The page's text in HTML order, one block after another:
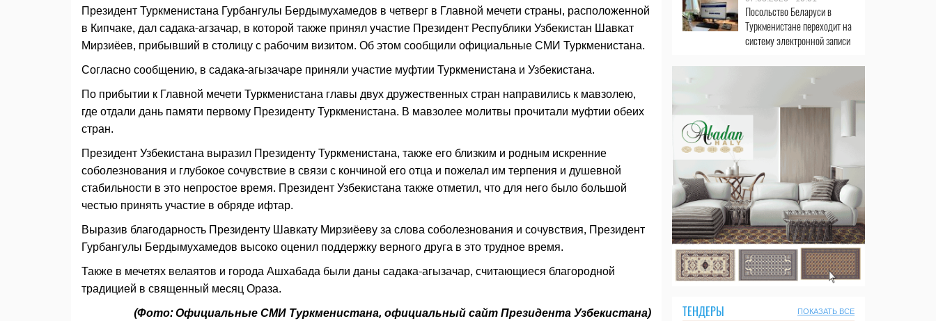
Президент Туркменистана Гурбангулы Бердымухамедов в четверг в Главной мечети страны, расположенной
в Кипчаке, дал садака-агзачар, в которой также принял участие Президент Республики Узбекистан Шавкат
Мирзиёев, прибывший в столицу с рабочим визитом. Об этом сообщили официальные СМИ Туркменистана.
Согласно сообщению, в садака-агызачаре приняли участие муфтии Туркменистана и Узбекистана.
По прибытии к Главной мечети Туркменистана главы двух дружественных стран направились к мавзолею,
где отдали дань памяти первому Президенту Туркменистана. В мавзолее молитвы прочитали муфтии обеих
стран.
Президент Узбекистана выразил Президенту Туркменистана, также его близким и родным искренние
соболезнования и глубокое сочувствие в связи с кончиной его отца и пожелал им терпения и душевной
стабильности в это непростое время. Президент Узбекистана также отметил, что для него было большой
честью принять участие в обряде ифтар.
Выразив благодарность Президенту Шавкату Мирзиёеву за слова соболезнования и сочувствия, Президент
Гурбангулы Бердымухамедов высоко оценил поддержку верного друга в это трудное время.
Также в мечетях велаятов и города Ашхабада были даны садака-агызачар, считающиеся благородной
традицией в священный месяц Ораза.
(Фото: Официальные СМИ Туркменистана, официальный сайт Президента Узбекистана)
Посольство Беларуси в
Туркменистане переходит на
систему электронной записи
ТЕНДЕРЫ ПОКАЗАТЬ ВСЕ